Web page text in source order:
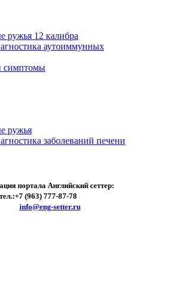
ружья 12 калибра
аутоиммунных
симптомы
ружья
заболеваний печени
портала Английский сеттер:
тел.:+7 (963) 777-87-78
info@eng-setter.ru